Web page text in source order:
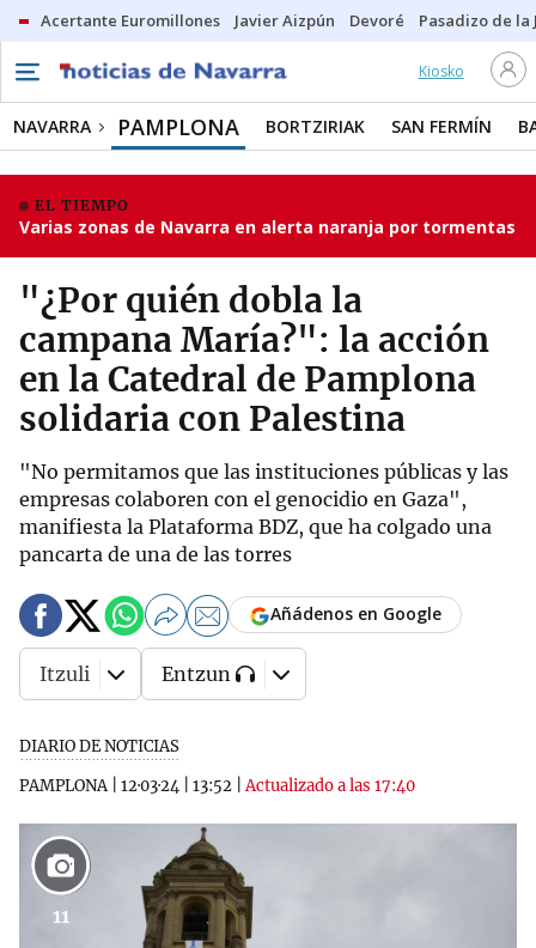
Acertante Euromillones Javier Aizpún Devoré Pasadizo de la
Kiosko
NAVARRA PAMPLONA BORTZIRIAK SAN FERMÍN
EL TIEMPO
Varias zonas de Navarra en alerta naranja por tormentas
"¿Por quién dobla la
campana María?": la acción
en la Catedral de Pamplona
solidaria con Palestina
"No permitamos que las instituciones públicas y las
empresas colaboren con el genocidio en Gaza",
manifiesta la Plataforma BDZ, que ha colgado una
pancarta de una de las torres
DIARIO DE NOTICIAS
PAMPLONA| 12·03·24 13:52 |Actualizado a las 17:40
Añádenos en Google
Itzuli Entzun
11